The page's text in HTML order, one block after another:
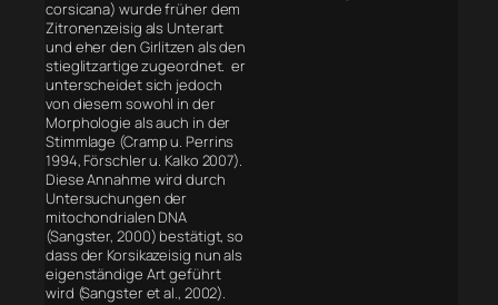
corsicana) wurde früher dem
Zitronenzeisig als Unterart
und eher den Girlitzen als den
stieglitzartige zugeordnet. er
unterscheidet sich jedoch
von diesem sowohl in der
Morphologie als auch in der
Stimmlage (Cramp u. Perrins
1994, Förschler u. Kalko 2007).
Diese Annahme wird durch
Untersuchungen der
mitochondrialen DNA
(Sangster, 2000) bestätigt, so
dass der Korsikazeisig nun als
eigenständige Art geführt
wird (Sangster et al., 2002).